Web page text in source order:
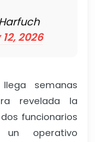
2026
llega semanas
revelada la
funcionarios
un operativo